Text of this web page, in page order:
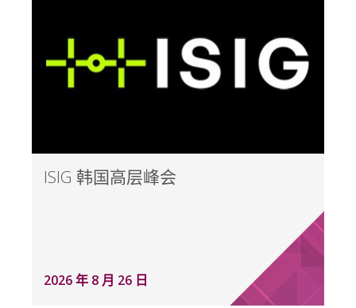
ISIG 韩国高层峰会
2026 年 8 月 26 日